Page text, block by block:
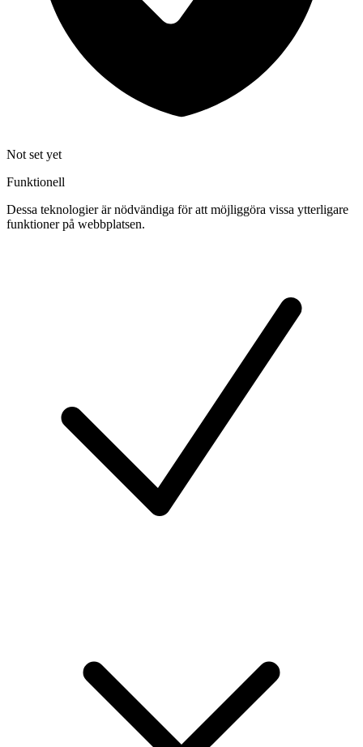
Not set yet
Funktionell
Dessa teknologier är nödvändiga för att möjliggöra vissa ytterligare
funktioner på webbplatsen.